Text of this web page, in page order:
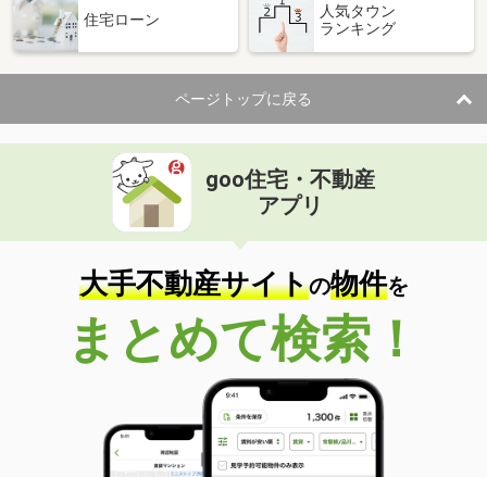
住宅ローン
人気タウン
ランキング
ページトップに戻る
goo住宅・不動産
アプリ
大手不動産サイトの物件を
まとめて検索！